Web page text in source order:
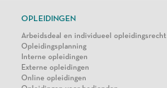
OPLEIDINGEN
Arbeidsdeal en individueel opleidingsrecht
Opleidingsplanning
Interne opleidingen
Externe opleidingen
Online opleidingen